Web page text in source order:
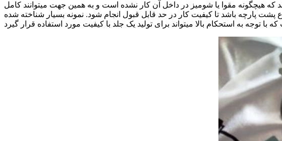
هیچگونه مقوا یا شومیز در داخل آن کار نشده است و به همین جهت میتوانند کامل
پشت پارچه باشد تا کیفیت کار در حد قابل قبول انجام شود. نمونه بسیار شناخته شده